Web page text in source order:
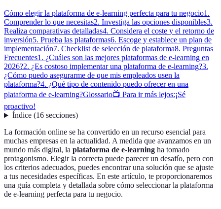
Cómo elegir la plataforma de e-learning perfecta para tu negocio1.
Comprender lo que necesitas2. Investiga las opciones disponibles3.
Realiza comparativas detalladas4. Considera el coste y el retorno de
inversión5. Prueba las plataformas6. Escoge y establece un plan de
implementación7. Checklist de selección de plataforma8. Preguntas
Frecuentes1. ¿Cuáles son las mejores plataformas de e-learning en
2026?2. ¿Es costoso implementar una plataforma de e-learning?3.
¿Cómo puedo asegurarme de que mis empleados usen la
plataforma?4. ¿Qué tipo de contenido puedo ofrecer en una
plataforma de e-learning?Glossario📺 Para ir más lejos:¡Sé
proactivo!
Índice(16 secciones)
La formación online se ha convertido en un recurso esencial para
muchas empresas en la actualidad. A medida que avanzamos en un
mundo más digital, la plataforma de e-learning ha tomado
protagonismo. Elegir la correcta puede parecer un desafío, pero con
los criterios adecuados, puedes encontrar una solución que se ajuste
a tus necesidades específicas. En este artículo, te proporcionaremos
una guía completa y detallada sobre cómo seleccionar la plataforma
de e-learning perfecta para tu negocio.